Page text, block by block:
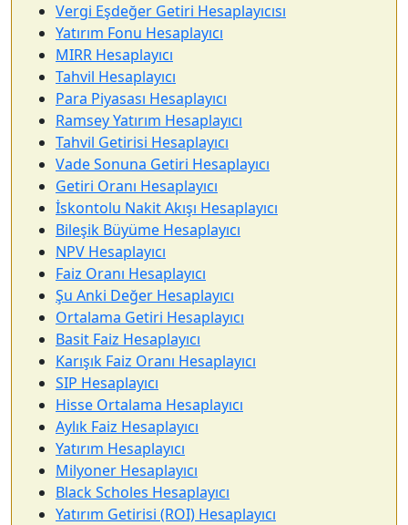
Vergi Eşdeğer Getiri Hesaplayıcısı
Yatırım Fonu Hesaplayıcı
MIRR Hesaplayıcı
Tahvil Hesaplayıcı
Para Piyasası Hesaplayıcı
Ramsey Yatırım Hesaplayıcı
Tahvil Getirisi Hesaplayıcı
Vade Sonuna Getiri Hesaplayıcı
Getiri Oranı Hesaplayıcı
İskontolu Nakit Akışı Hesaplayıcı
Bileşik Büyüme Hesaplayıcı
NPV Hesaplayıcı
Faiz Oranı Hesaplayıcı
Şu Anki Değer Hesaplayıcı
Ortalama Getiri Hesaplayıcı
Basit Faiz Hesaplayıcı
Karışık Faiz Oranı Hesaplayıcı
SIP Hesaplayıcı
Hisse Ortalama Hesaplayıcı
Aylık Faiz Hesaplayıcı
Yatırım Hesaplayıcı
Milyoner Hesaplayıcı
Black Scholes Hesaplayıcı
Yatırım Getirisi (ROI) Hesaplayıcı